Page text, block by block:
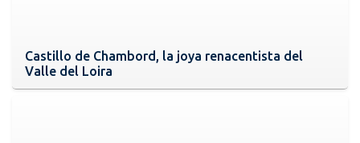
Castillo de Chambord, la joya renacentista del
Valle del Loira